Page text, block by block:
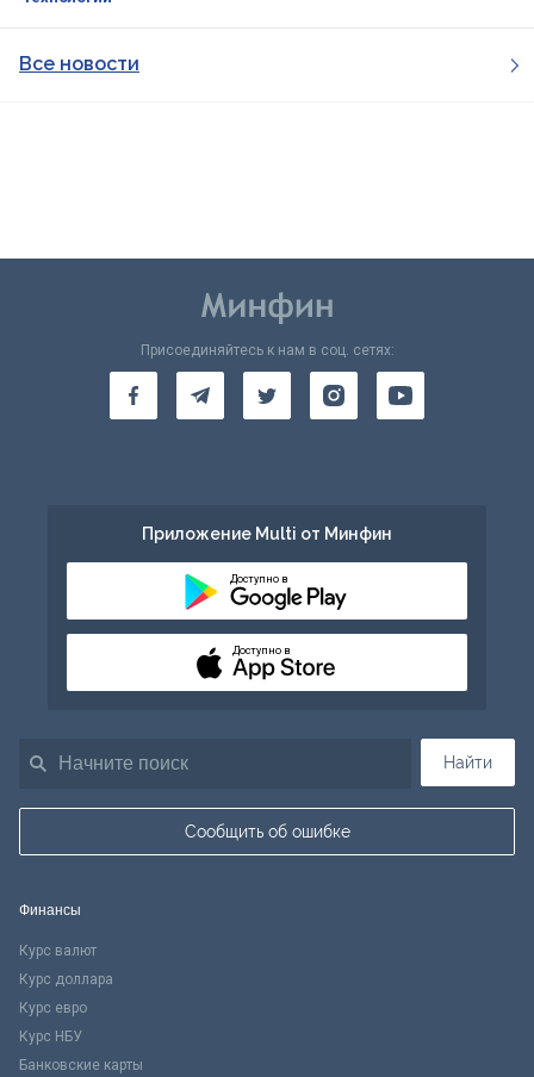
Все новости
Найти
Сообщить об ошибке
Присоединяйтесь к нам в соц. сетях:
Приложение Multi от Минфин
Доступно в
Доступно в
Финансы
Курс валют
Курс доллара
Курс евро
Курс НБУ
Банковские карты